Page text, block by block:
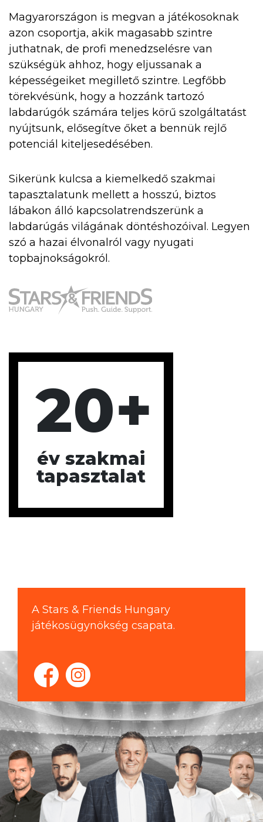
Magyarországon is megvan a játékosoknak
azon csoportja, akik magasabb szintre
juthatnak, de profi menedzselésre van
szükségük ahhoz, hogy eljussanak a
képességeiket megillető szintre. Legfőbb
törekvésünk, hogy a hozzánk tartozó
labdarúgók számára teljes körű szolgáltatást
nyújtsunk, elősegítve őket a bennük rejlő
potenciál kiteljesedésében.
Sikerünk kulcsa a kiemelkedő szakmai
tapasztalatunk mellett a hosszú, biztos
lábakon álló kapcsolatrendszerünk a
labdarúgás világának döntéshozóival. Legyen
szó a hazai élvonalról vagy nyugati
topbajnokságokról.
20+
év szakmai
tapasztalat
A Stars & Friends Hungary
játékosügynökség csapata.